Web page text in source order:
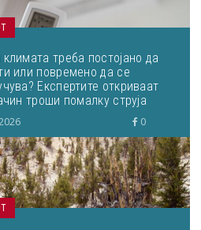
треба постојано да
или повремено да се
Експертите откриваат
троши помалку струја
0